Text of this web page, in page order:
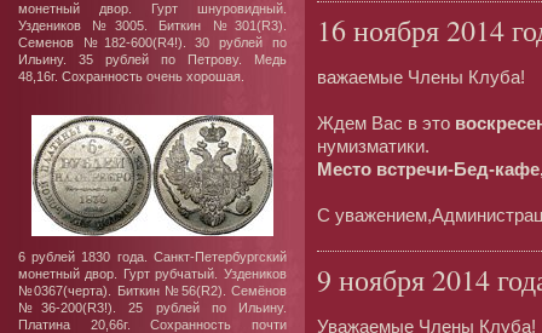
монетный двор. Гурт шнуровидный.
Уздеников №3005. Биткин №301(R3).
Семенов №182-600(R4!). 30 рублей по
Ильину. 35 рублей по Петрову. Медь
48,16г. Сохранность очень хорошая.
6 рублей 1830 года. Санкт-Петербургский
монетный двор. Гурт рубчатый. Уздеников
№0367(черта). Биткин №56(R2). Семёнов
№36-200(R3!). 25 рублей по Ильину.
Платина 20,66г. Сохранность почти
16 ноября 2014
важаемые Члены Клуба!
Ждем Вас в это
нумизматики.
Место встречи-Бед-
С
9 ноября 2014
Уважаемые Члены Клуба!